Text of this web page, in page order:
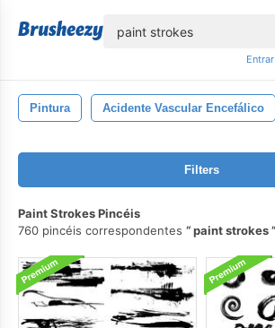
Entrar
Pintura Acidente Vascular Encefálico
Filters
Paint Strokes Pincéis
760 pincéis correspondentes
paint strokes